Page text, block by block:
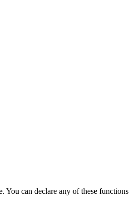
can declare any of these